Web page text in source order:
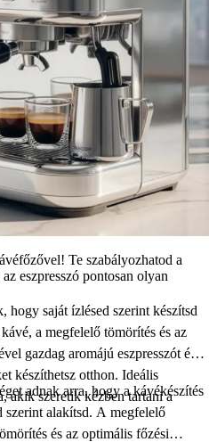
Te szabályozhatod a
eszpresszó pontosan olyan
hogy saját ízlésed szerint készítsd
a megfelelő tömörítés és az
gazdag aromájú eszpresszót és
készíthetsz otthon. Ideális
akik szeretik kézben tartani a
adnak arra, hogy a kávékészítés
szerint alakítsd. A megfelelő
és az optimális főzési